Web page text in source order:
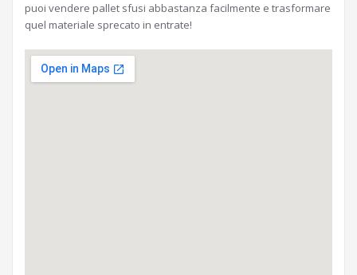
puoi vendere pallet sfusi abbastanza facilmente e trasformare
quel materiale sprecato in entrate!